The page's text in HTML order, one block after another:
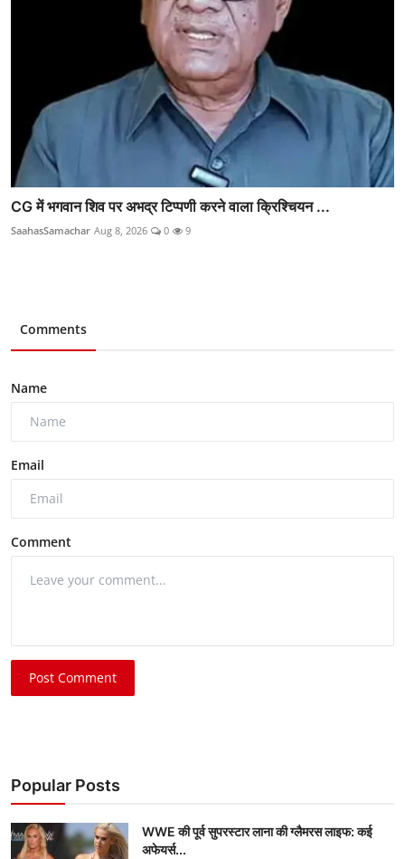
CG में भगवान शिव पर अभद्र टिप्पणी करने वाला क्रिश्चियन ...
SaahasSamachar Aug 8, 2026 0 9
Comments
Name
Email
Comment
Post Comment
Popular Posts
WWE की पूर्व सुपरस्टार लाना की ग्लैमरस लाइफ: कई
अफेयर्स...